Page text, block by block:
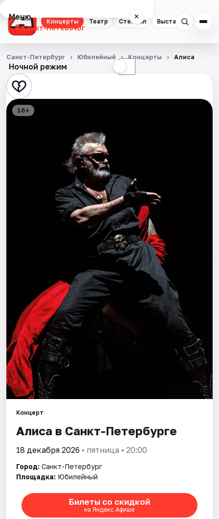
Концерты Театр Стендап Выставки
Меню ×
Санкт-Петербург
Концерты
Театр
Стендап
Артисты
Рейтинги
Ночной режим ☾
Санкт-Петербург Юбилейный Концерты Алиса
16+
Концерт
Алиса в Санкт-Петербурге
18 декабря 2026 • пятница • 20:00
Город: Санкт-Петербург
Площадка: Юбилейный
Билеты со скидкой
на Яндекс Афише